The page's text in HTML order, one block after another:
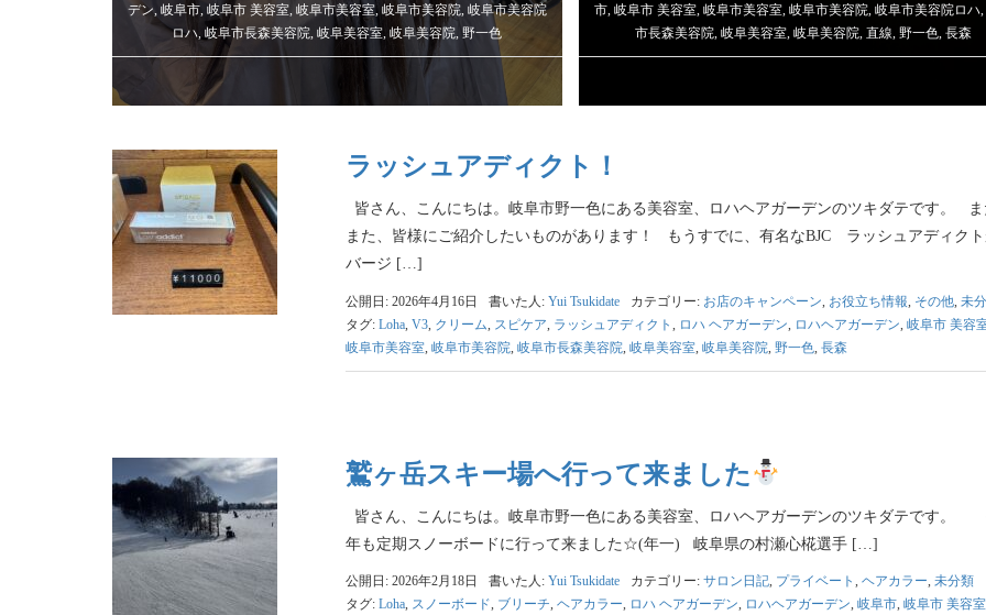
デン, 岐阜市, 岐阜市 美容室, 岐阜市美容室, 岐阜市美容院, 岐阜市美容院
ロハ,岐阜市長森美容院,岐阜美容室,岐阜美容院,野一色
市, 岐阜市 美容室, 岐阜市美容室, 岐阜市美容院, 岐阜市美容院ロハ,
市長森美容院,岐阜美容室,岐阜美容院,直線,野一色,長森
ラッシュアディクト！
皆さん、こんにちは。岐阜市野一色にある美容室、ロハヘアガーデンのツキダテです。 ま
また、皆様にご紹介したいものがあります！ もうすでに、有名なBJC ラッシュアディク
バージ […]
公開日: 2026年4月16日 書いた人: Yui Tsukidate カテゴリー: お店のキャンペーン お役立ち情報 その他, 未
タグ: Loha, V3, クリーム スピケア ラッシュアディクト ロハ ヘアガーデン ロハヘアガーデン 岐阜市 美容
岐阜市美容室, 岐阜市美容院, 岐阜市長森美容院, 岐阜美容室, 岐阜美容院, 野一色, 長森
鷲ヶ岳スキー場へ行って来ました
皆さん、こんにちは。岐阜市野一色にある美容室、ロハヘアガーデンのツキダテです。
年も定期スノーボードに行って来ました☆(年一) 岐阜県の村瀬心椛選手 […]
公開日: 2026年2月18日 書いた人: Yui Tsukidate カテゴリー: サロン日記, プライベート , ヘアカラー, 未分類
タグ: Loha, スノーボード, ブリーチ, ヘアカラー, ロハ ヘアガーデン, ロハヘアガーデン, 岐阜市, 岐阜市 美容室